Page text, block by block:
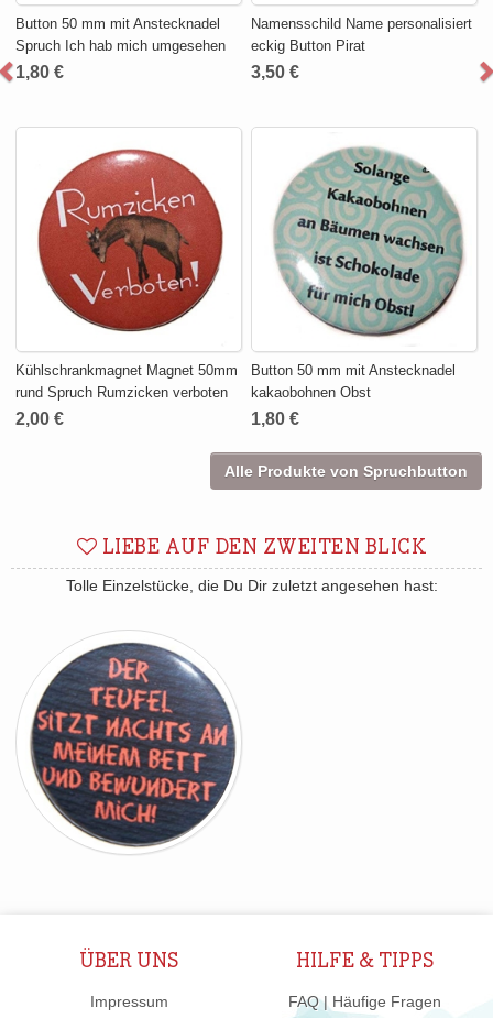
Button 50 mm mit Anstecknadel
Spruch Ich hab mich umgesehen
1,80 €
Namensschild Name personalisiert
eckig Button Pirat
3,50 €
Kühlschrankmagnet Magnet 50mm
rund Spruch Rumzicken verboten
2,00 €
Button 50 mm mit Anstecknadel
kakaobohnen Obst
1,80 €
Alle Produkte von Spruchbutton
LIEBE AUF DEN ZWEITEN BLICK
Tolle Einzelstücke, die Du Dir zuletzt angesehen hast:
ÜBER UNS
Impressum
HILFE & TIPPS
FAQ | Häufige Fragen